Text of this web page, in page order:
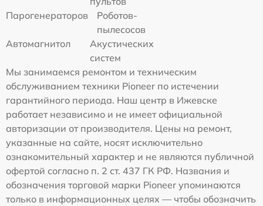
Парогенераторов
Роботов-
пылесосов
Автомагнитол
Акустических
систем
Мы занимаемся ремонтом и техническим
обслуживанием техники Pioneer по истечении
гарантийного периода. Наш центр в Ижевске
работает независимо и не имеет официальной
авторизации от производителя. Цены на ремонт,
указанные на сайте, носят исключительно
ознакомительный характер и не являются публичной
офертой согласно п. 2 ст. 437 ГК РФ. Названия и
обозначения торговой марки Pioneer упоминаются
только в информационных целях — чтобы обозначить